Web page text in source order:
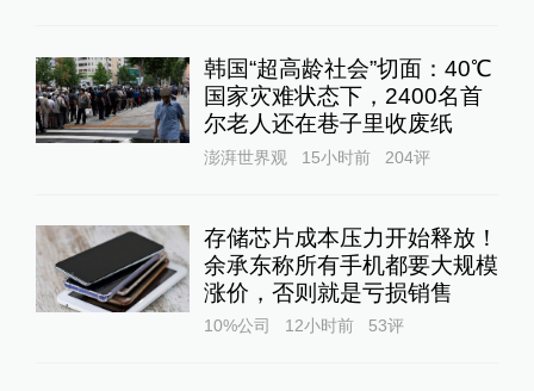
韩国“超高龄社会”切面：40℃
国家灾难状态下，2400名首
尔老人还在巷子里收废纸
澎湃世界观 15小时前 204评
存储芯片成本压力开始释放！
余承东称所有手机都要大规模
涨价，否则就是亏损销售
10%公司 12小时前 53评